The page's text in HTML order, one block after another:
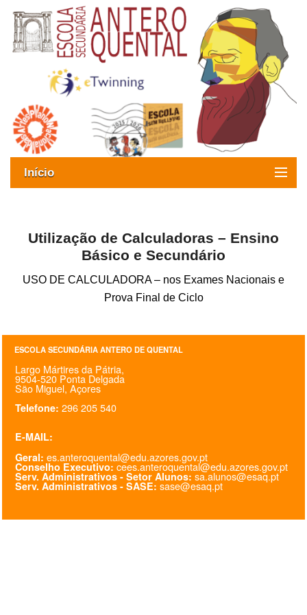
Início
Oferta formativa
Clubes Escolares
Matrículas
FORmaESAQ
@esaq.erasmus
Utilização de Calculadoras – Ensino
Básico e Secundário
USO DE CALCULADORA – nos Exames Nacionais e
Prova Final de Ciclo
ESCOLA SECUNDÁRIA ANTERO DE QUENTAL
Largo Mártires da Pátria,
9504-520 Ponta Delgada
São Miguel, Açores
Telefone: 296 205 540
E-MAIL:
Geral: es.anteroquental@edu.azores.gov.pt
Conselho Executivo: cees.anteroquental@edu.azores.gov.pt
Serv. Administrativos - Setor Alunos: sa.alunos@esaq.pt
Serv. Administrativos - SASE: sase@esaq.pt